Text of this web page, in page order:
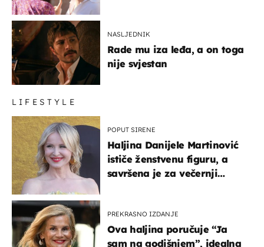
NASLJEDNIK
Rade mu iza leđa, a on toga
nije svjestan
LIFESTYLE
POPUT SIRENE
Haljina Danijele Martinović
ističe ženstvenu figuru, a
savršena je za večernji
PREKRASNO IZDANJE
Ova haljina poručuje “Ja
sam na godišnjem”, idealna